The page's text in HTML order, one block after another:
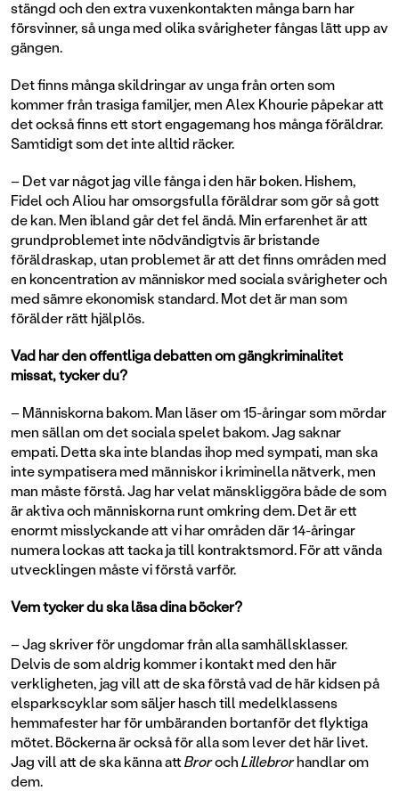
stängd och den extra vuxenkontakten många barn har
försvinner, så unga med olika svårigheter fångas lätt upp av
gängen.
Det finns många skildringar av unga från orten som
kommer från trasiga familjer, men Alex Khourie påpekar att
det också finns ett stort engagemang hos många föräldrar.
Samtidigt som det inte alltid räcker.
– Det var något jag ville fånga i den här boken. Hishem,
Fidel och Aliou har omsorgsfulla föräldrar som gör så gott
de kan. Men ibland går det fel ändå. Min erfarenhet är att
grundproblemet inte nödvändigtvis är bristande
föräldraskap, utan problemet är att det finns områden med
en koncentration av människor med sociala svårigheter och
med sämre ekonomisk standard. Mot det är man som
förälder rätt hjälplös.
Vad har den offentliga debatten om gängkriminalitet
missat, tycker du?
– Människorna bakom. Man läser om 15-åringar som mördar
men sällan om det sociala spelet bakom. Jag saknar
empati. Detta ska inte blandas ihop med sympati, man ska
inte sympatisera med människor i kriminella nätverk, men
man måste förstå. Jag har velat mänskliggöra både de som
är aktiva och människorna runt omkring dem. Det är ett
enormt misslyckande att vi har områden där 14-åringar
numera lockas att tacka ja till kontraktsmord. För att vända
utvecklingen måste vi förstå varför.
Vem tycker du ska läsa dina böcker?
– Jag skriver för ungdomar från alla samhällsklasser.
Delvis de som aldrig kommer i kontakt med den här
verkligheten, jag vill att de ska förstå vad de här kidsen på
elsparkscyklar som säljer hasch till medelklassens
hemmafester har för umbäranden bortanför det flyktiga
mötet. Böckerna är också för alla som lever det här livet.
Jag vill att de ska känna attBrorochLillebrorhandlar om
dem.